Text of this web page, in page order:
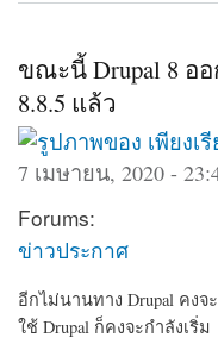
ขณะนี้ Drupal 8 อ
8.8.5 แล้ว
7 เมษายน, 2020 -
Forums:
ข่าวประกาศ
อีกไม่นานทาง Drupal คง
ใช้ Drupal ก็คงจะกำลังเริ่ม